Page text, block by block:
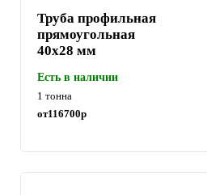
Труба профильная
прямоугольная
40х28 мм
Есть в наличии
1 тонна
от116700р